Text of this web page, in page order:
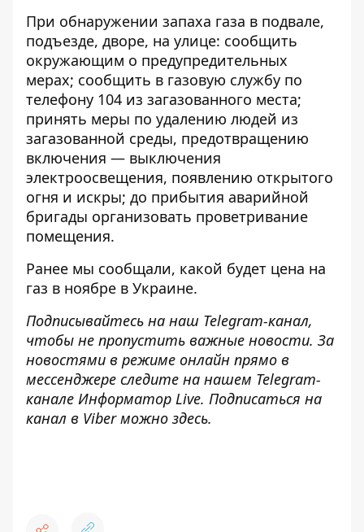
При обнаружении запаха газа в подвале,
подъезде, дворе, на улице: сообщить
окружающим о предупредительных
мерах; сообщить в газовую службу по
телефону 104 из загазованного места;
принять меры по удалению людей из
загазованной среды, предотвращению
включения — выключения
электроосвещения, появлению открытого
огня и искры; до прибытия аварийной
бригады организовать проветривание
помещения.
Ранее мы сообщали, какой будет цена на
газ в ноябре в Украине.
Подписывайтесь на наш Telegram-канал,
чтобы не пропустить важные новости. За
новостями в режиме онлайн прямо в
мессенджере следите на нашем Telegram-
канале Информатор Live. Подписаться на
канал в Viber можно здесь.